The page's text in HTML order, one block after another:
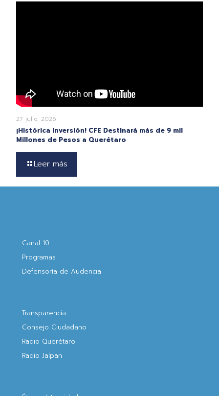
27 julio, 2026
¡Histórica Inversión! CFE Destinará más de 9 mil
Millones de Pesos a Querétaro
Leer más
Canal 10
Programas
Defensoría de Audencia
Transparencia
Consejo Ciudadano
Radio Querétaro
Radio Jalpan